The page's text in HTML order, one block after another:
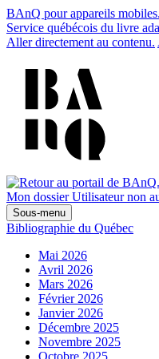
BAnQ pour appareils mobiles.
Service québécois du livre
Aller directement au contenu.
Mon dossier Utilisateur non
Sous-menu
Bibliographie du Québec
Mai 2026
Avril 2026
Mars 2026
Février 2026
Janvier 2026
Décembre 2025
Novembre 2025
Octobre 2025